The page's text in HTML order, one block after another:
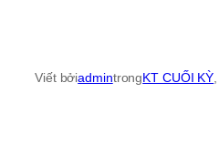
Viết bởiadmintrongKT CUỐI KỲ